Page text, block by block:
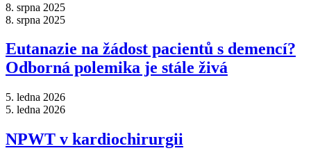
8. srpna 2025
8. srpna 2025
Eutanazie na žádost pacientů s demencí?
Odborná polemika je stále živá
5. ledna 2026
5. ledna 2026
NPWT v kardiochirurgii